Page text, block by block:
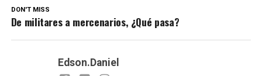
DON'T MISS
De militares a mercenarios, ¿Qué pasa?
Edson.Daniel